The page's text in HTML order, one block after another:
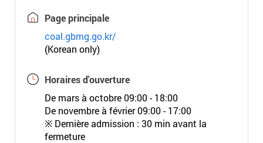
Page principale
coal.gbmg.go.kr/
(Korean only)
Horaires d'ouverture
De mars à octobre 09:00 - 18:00
De novembre à février 09:00 - 17:00
※ Dernière admission : 30 min avant la
fermeture